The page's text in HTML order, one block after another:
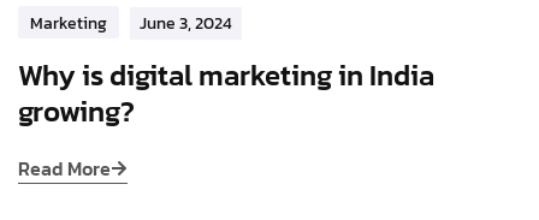
Marketing June 3, 2024
Why is digital marketing in India
growing?
Read More